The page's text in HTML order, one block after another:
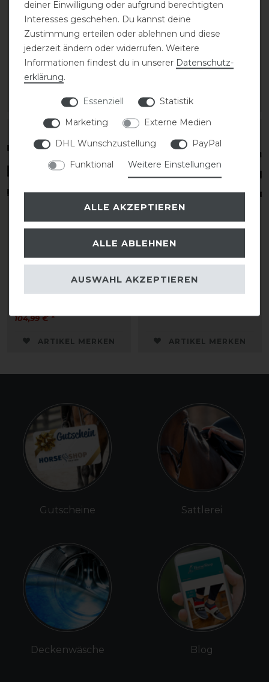
Dyon Zügel Gurt 16mm
94,99 € *
ARTIKEL MERKEN
Dyon New English
Collection Weiche
Gummizügel schmal 1/2
ARTIKEL MERKEN
Dyon New English
Gummizügel breit 5/13
104,99 € *
ARTIKEL MERKEN
Dyon Hunter Collection
ARTIKEL MERKEN
Gutscheine
Deckenwäsche
Sattlerei
Blog
deiner Einwilligung oder aufgrund berechtigten
Interesses geschehen. Du kannst deine
Zustimmung erteilen oder ablehnen und diese
jederzeit ändern oder widerrufen. Weitere
Informationen findest du in unserer Daten­schutz­
erklärung.
Essenziell
Statistik
Marketing
Externe Medien
DHL Wunschzustellung
PayPal
Funktional
Weitere Einstellungen
ALLE AKZEPTIEREN
ALLE ABLEHNEN
AUSWAHL AKZEPTIEREN